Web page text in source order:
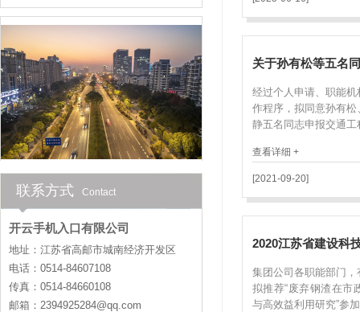
联系方式 Contact
开云手机入口有限公司
地址：江苏省高邮市城南经济开发区
电话：0514-84607108
传真：0514-84660108
邮箱：2394925284@qq.com
关于孙有松等五名
经过个人申请、职能
作程序，拟同意孙有
静五名同志申报交通工
查看详细 +
[2021-09-20]
2020江苏省建设科
集团公司各职能部门
拟推荐“废弃钢渣在市
与高效益利用研究”参加